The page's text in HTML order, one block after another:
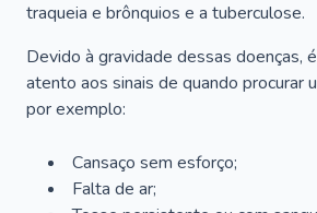
traqueia e brônquios e a tuberculose.
Devido à gravidade dessas doenças,
atento aos sinais de quando procurar
por exemplo:
Cansaço sem esforço;
Falta de ar;